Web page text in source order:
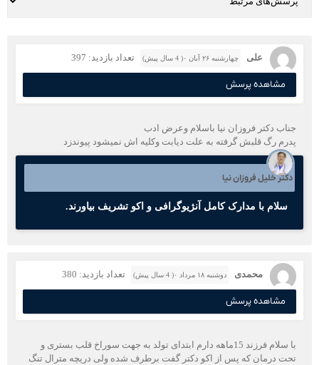
علی چهارشنبه ۲۶ آبان ۰( 4 سال پیش) تعداد بازدید: 397
مشاهده پرسش
جناب دکتر فروزان نیا باسلام وعرض ادب
پدرم رگ قلبش گرفته به علت دیابت وکلیه اش نمیشود پیوندزد
دکتر خلیل فروزان نیا
سلام با مدارک کامل آنژیوگرافی و اکو‌ تشریف بیاورند.
محمدی دوشنبه ۱۸ مرداد ۰( 4 سال پیش) تعداد بازدید: 380
مشاهده پرسش
با سلام فرزند 15ماهه دارم ابتدای تولد به جهت سوراخ قلب بستری و
تحت درمان که پس از اکو دکتر گفت برطرف شده ولی دریچه مترال تنگ